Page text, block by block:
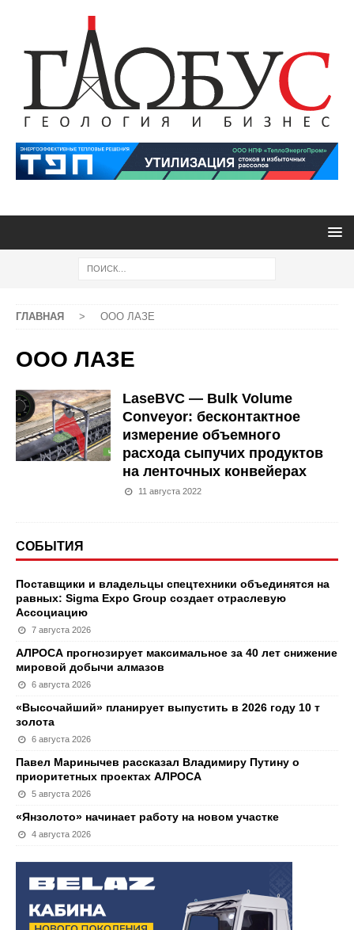
ГЛАВНАЯ > ООО ЛАЗЕ
ООО ЛАЗЕ
LaseВVC — Bulk Volume
Conveyor: бесконтактное
измерение объемного
расхода сыпучих продуктов
на ленточных конвейерах
11 августа 2022
СОБЫТИЯ
Поставщики и владельцы спецтехники объединятся на
равных: Sigma Expo Group создает отраслевую
Ассоциацию
7 августа 2026
АЛРОСА прогнозирует максимальное за 40 лет снижение
мировой добычи алмазов
6 августа 2026
«Высочайший» планирует выпустить в 2026 году 10 т
золота
6 августа 2026
Павел Маринычев рассказал Владимиру Путину о
приоритетных проектах АЛРОСА
5 августа 2026
«Янзолото» начинает работу на новом участке
4 августа 2026